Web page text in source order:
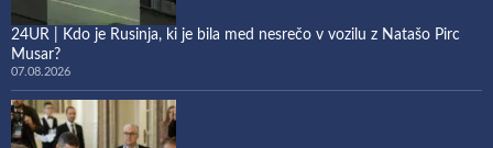
24UR | Kdo je Rusinja, ki je bila med nesrečo v vozilu z Natašo Pirc
Musar?
07.08.2026